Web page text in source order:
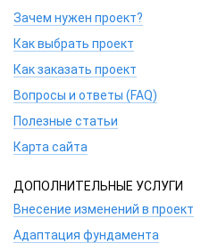
Зачем нужен проект?
Как выбрать проект
Как заказать проект
Вопросы и ответы (FAQ)
Полезные статьи
Карта сайта
ДОПОЛНИТЕЛЬНЫЕ УСЛУГИ
Внесение изменений в проект
Адаптация фундамента